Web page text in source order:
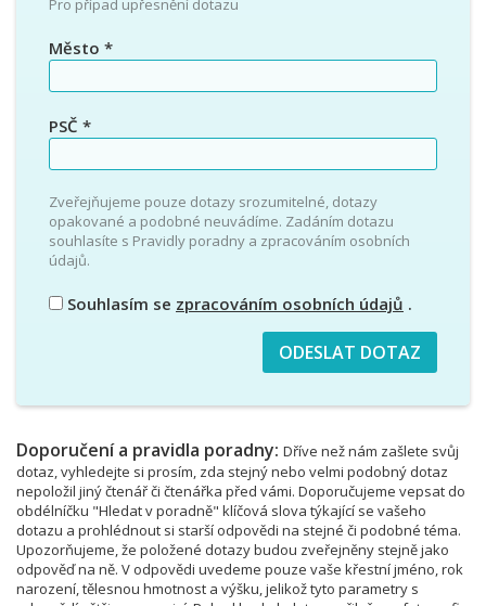
Pro případ upřesnění dotazu
Město *
PSČ *
Zveřejňujeme pouze dotazy srozumitelné, dotazy
opakované a podobné neuvádíme. Zadáním dotazu
souhlasíte s Pravidly poradny a zpracováním osobních
údajů.
Souhlasím se zpracováním osobních údajů .
Doporučení a pravidla poradny: Dříve než nám zašlete svůj
dotaz, vyhledejte si prosím, zda stejný nebo velmi podobný dotaz
nepoložil jiný čtenář či čtenářka před vámi. Doporučujeme vepsat do
obdélníčku "Hledat v poradně" klíčová slova týkající se vašeho
dotazu a prohlédnout si starší odpovědi na stejné či podobné téma.
Upozorňujeme, že položené dotazy budou zveřejněny stejně jako
odpověď na ně. V odpovědi uvedeme pouze vaše křestní jméno, rok
narození, tělesnou hmotnost a výšku, jelikož tyto parametry s